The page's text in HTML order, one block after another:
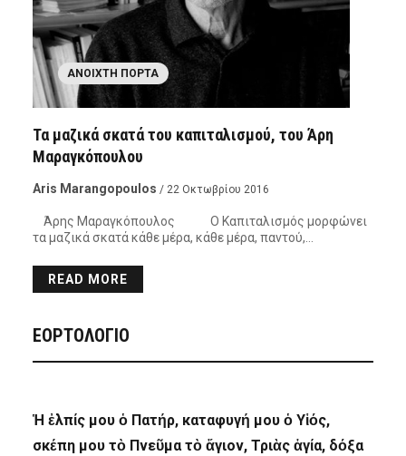
ΑΝΟΙΧΤΉ ΠΌΡΤΑ
Τα μαζικά σκατά του καπιταλισμού, του Άρη
Μαραγκόπουλου
Aris Marangopoulos / 22 Οκτωβρίου 2016
Άρης Μαραγκόπουλος Ο Καπιταλισμός μορφώνει
τα μαζικά σκατά κάθε μέρα, κάθε μέρα, παντού,…
READ MORE
ΕΟΡΤΟΛΟΓΙΟ
Ἡ ἐλπίς μου ὁ Πατήρ, καταφυγή μου ὁ Υἱός,
σκέπη μου τὸ Πνεῦμα τὸ ἅγιον, Τριὰς ἁγία, δόξα